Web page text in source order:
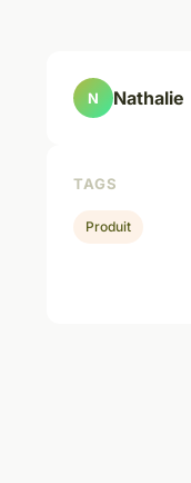
N Nathalie
TAGS
Produit